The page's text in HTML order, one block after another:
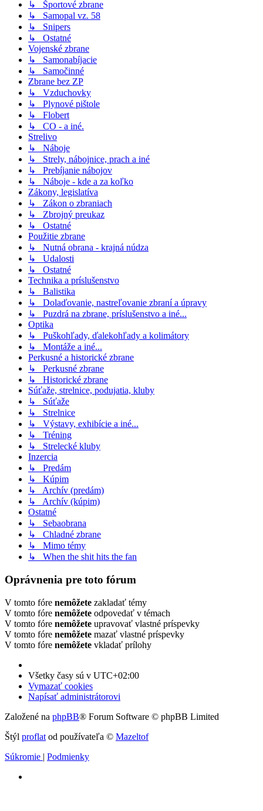
↳ Športové zbrane
↳ Samopal vz. 58
↳ Snipers
↳ Ostatné
Vojenské zbrane
↳ Samonabíjacie
↳ Samočinné
Zbrane bez ZP
↳ Vzduchovky
↳ Plynové pištole
↳ Flobert
↳ CO - a iné.
Strelivo
↳ Náboje
↳ Strely, nábojnice, prach a iné
↳ Prebíjanie nábojov
↳ Náboje - kde a za koľko
Zákony, legislatíva
↳ Zákon o zbraniach
↳ Zbrojný preukaz
↳ Ostatné
Použitie zbrane
↳ Nutná obrana - krajná núdza
↳ Udalosti
↳ Ostatné
Technika a príslušenstvo
↳ Balistika
↳ Dolaďovanie, nastreľovanie zbraní a úpravy
↳ Puzdrá na zbrane, príslušenstvo a iné...
Optika
↳ Puškohľady, ďalekohľady a kolimátory
↳ Montáže a iné...
Perkusné a historické zbrane
↳ Perkusné zbrane
↳ Historické zbrane
Súťaže, strelnice, podujatia, kluby
↳ Súťaže
↳ Strelnice
↳ Výstavy, exhibície a iné...
↳ Tréning
↳ Strelecké kluby
Inzercia
↳ Predám
↳ Kúpim
↳ Archív (predám)
↳ Archív (kúpim)
Ostatné
↳ Sebaobrana
↳ Chladné zbrane
↳ Mimo témy
↳ When the shit hits the fan
Oprávnenia pre toto fórum
V tomto fóre nemôžete zakladať témy
V tomto fóre nemôžete odpovedať v témach
V tomto fóre nemôžete upravovať vlastné príspevky
V tomto fóre nemôžete mazať vlastné príspevky
V tomto fóre nemôžete vkladať prílohy
Všetky časy sú v UTC+02:00
Vymazať cookies
Napísať administrátorovi
Založené na phpBB® Forum Software © phpBB Limited
Štýl proflat od používateľa © Mazeltof
Súkromie | Podmienky